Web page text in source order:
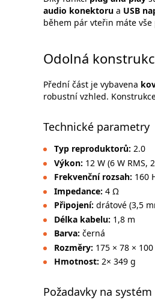
audio konektoru a USB
během pár vteřin máte
Odolná
Přední část je vybavena
robustní vzhled.
Technické parametry
Typ reproduktorů: 2.0
Výkon: 12 W (6 W RMS,
Frekvenční rozsah: 160
Impedance: 4 Ω
Připojení: drátové (3,5
Délka kabelu: 1,8 m
Barva: černá
Rozměry: 175 × 78 ×
Hmotnost: 2× 349 g
Požadavky na systém